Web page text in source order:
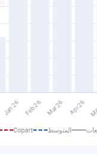
المتوسط Copart